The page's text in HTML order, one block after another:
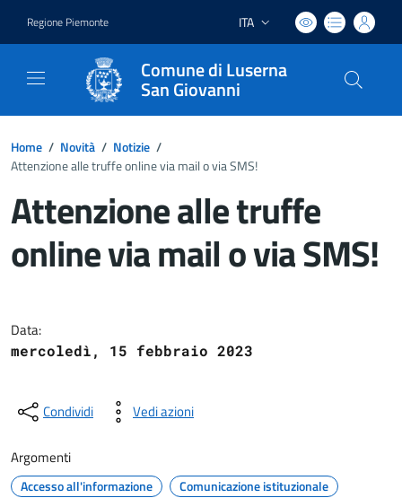
Regione Piemonte Lingua attiva:
ITA
Comune di Luserna
San Giovanni
Home / Novità / Notizie /
Attenzione alle truffe online via mail o via SMS!
Attenzione alle truffe
online via mail o via SMS!
Data:
mercoledì, 15 febbraio 2023
Condividi Vedi azioni
Argomenti
Accesso all'informazione
Comunicazione istituzionale